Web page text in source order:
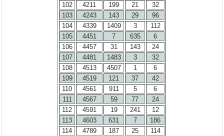
102
4211 199 21
32
103
4243 143 29
96
104
4339 1409 3
112
105
4451 7 635
6
106
4457 31 143
24
107
4481 1483 3
32
108
4513 4507 1
6
109
4519 121 37
42
110
4561 911 5
6
111
4567 59 77
24
112
4591 19 241
12
113
4603 631 7
186
114
4789 187 25
114